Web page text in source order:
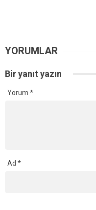
YORUMLAR
Bir yanıt yazın
Yorum *
Ad *